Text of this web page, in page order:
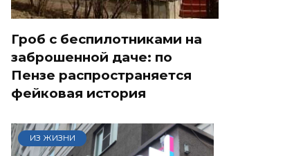
Гроб с беспилотниками на
заброшенной даче: по
Пензе распространяется
фейковая история
ИЗ ЖИЗНИ